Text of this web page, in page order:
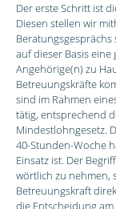
Der erste Schritt ist
Diesen stellen wir
auf dieser Basis
Angehörige(n) zu
Betreuungskräfte
sind im Rahmen
tätig, entsprechend
Mindestlohngesetz.
40-Stunden-Woche
Einsatz ist. Der
wörtlich zu nehmen,
Betreuungskraft
die Entscheidung